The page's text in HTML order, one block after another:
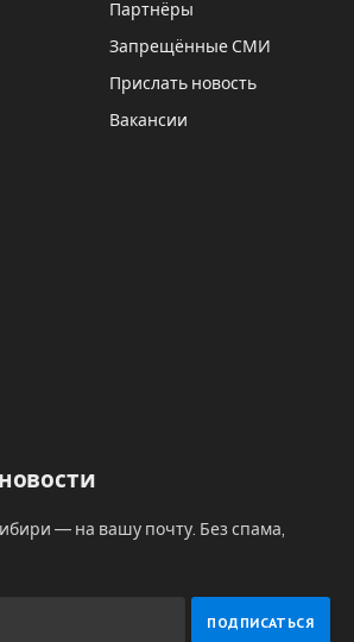
2022 года в МВК
состоится
питания, напитков,
упаковки и ингредиентов
–
на площадке
в Сибири».
неделя
и поставщиков